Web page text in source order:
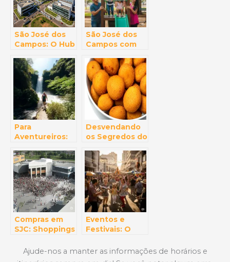
São José dos
Campos: O Hub
Tecnologia no
Coração do
Vale do Paraíba
São José dos
Campos com
Diversão
Garantida para
Toda a Família
Para
Aventureiros:
Ecoturismo nas
Proximidades
de São José
dos Campos
Desvendando
os Segredos do
Onde
Encontrar o
Melhor de SJC
Compras em
SJC: Shoppings
Comerciais
para Todos os
Eventos e
Festivais: O
Cultural de São
José dos
Ajude-nos a manter as informações de horários e